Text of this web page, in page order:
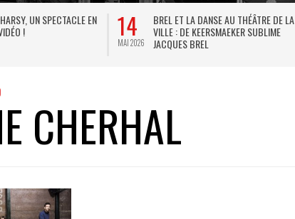
UN SPECTACLE EN
!
14
MAI 2026
BREL ET LA DANSE AU THÉÂTRE DE LA
VILLE : DE KEERSMAEKER SUBLIME
JACQUES BREL
CHERHAL